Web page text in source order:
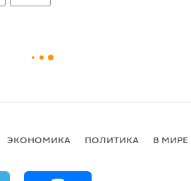
ЭКОНОМИКА ПОЛИТИКА В МИРЕ